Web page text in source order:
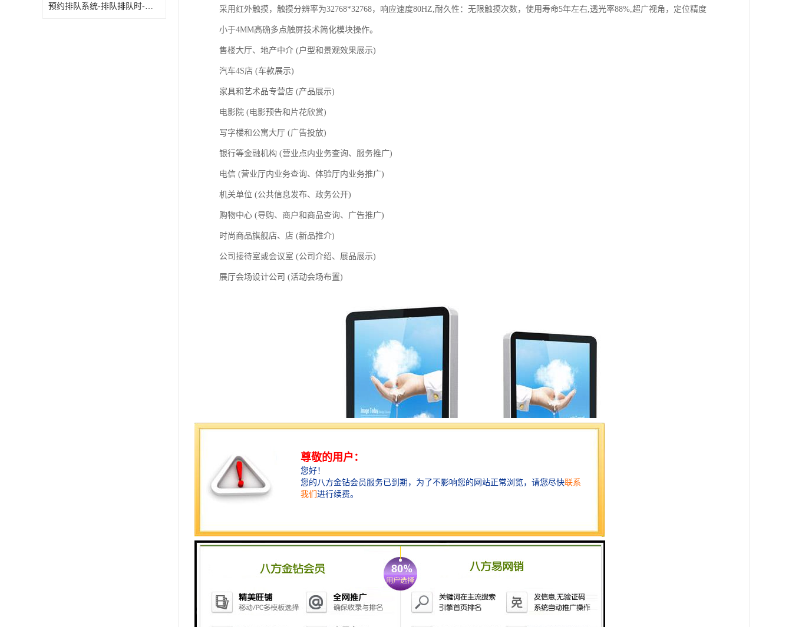
预约排队系统-排队排队时-排动排号系统和排队的使用方法 采用红外触摸，触摸分辨率为32768*32768，响应速度80HZ,耐久性：无限触摸次数，使用寿命5年左右,透光率88%,超广视角，定位精度
小于4MM高确多点触屏技术简化模块操作。
售楼大厅、地产中介 (户型和景观效果展示)
汽车4S店 (车款展示)
家具和艺术品专营店 (产品展示)
电影院 (电影预告和片花欣赏)
写字楼和公寓大厅 (广告投放)
银行等金融机构 (营业点内业务查询、服务推广)
电信 (营业厅内业务查询、体验厅内业务推广)
机关单位 (公共信息发布、政务公开)
购物中心 (导购、商户和商品查询、广告推广)
时尚商品旗舰店、店 (新品推介)
公司接待室或会议室 (公司介绍、展品展示)
展厅会场设计公司 (活动会场布置)